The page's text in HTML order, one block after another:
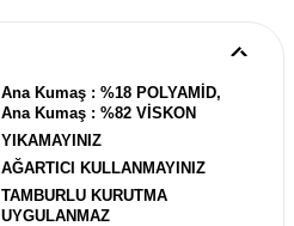
Ana Kumaş : %18 POLYAMİD,
Ana Kumaş : %82 VİSKON
YIKAMAYINIZ
AĞARTICI KULLANMAYINIZ
TAMBURLU KURUTMA
UYGULANMAZ